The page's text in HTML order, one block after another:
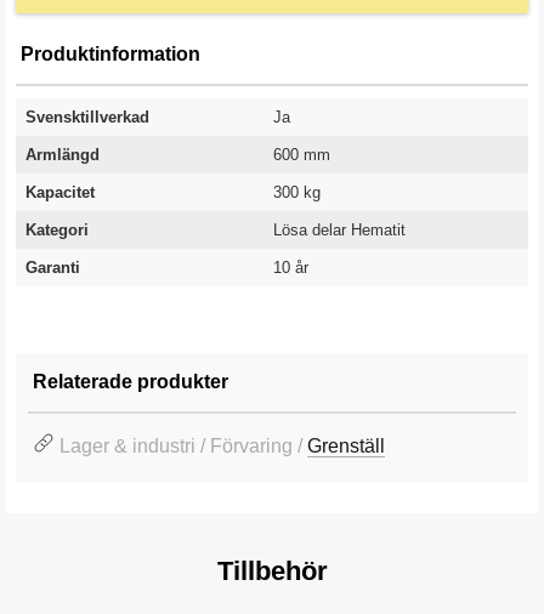
Produktinformation
Svensktillverkad Ja
Armlängd 600 mm
Kapacitet 300 kg
Kategori Lösa delar Hematit
Garanti 10 år
Relaterade produkter
Lager & industri / Förvaring /Grenställ
Tillbehör